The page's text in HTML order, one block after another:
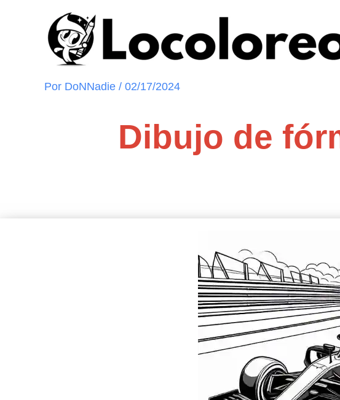
Por DoNNadie / 02/17/2024
Dibujo de